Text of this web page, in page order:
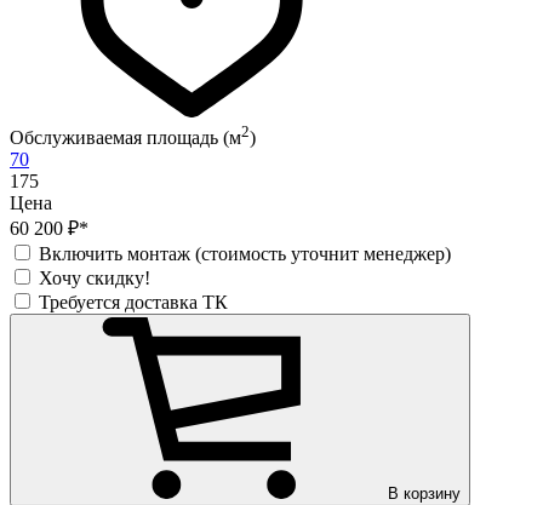
Обслуживаемая площадь (м2)
70
175
Цена
60 200 ₽*
Включить монтаж (стоимость уточнит менеджер)
Хочу скидку!
Требуется доставка ТК
В корзину